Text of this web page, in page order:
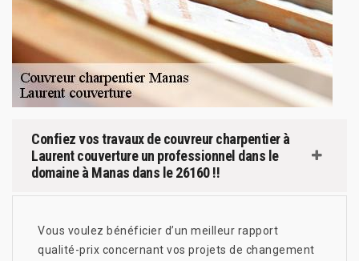
Confiez vos travaux de couvreur charpentier à
Laurent couverture un professionnel dans le
domaine à Manas dans le 26160 !!
Vous voulez bénéficier d’un meilleur rapport
qualité-prix concernant vos projets de changement